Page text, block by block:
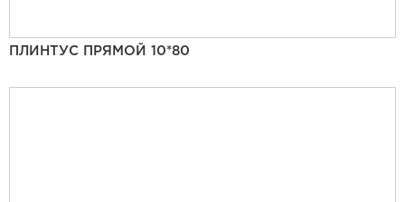
ПЛИНТУС ПРЯМОЙ 10*80